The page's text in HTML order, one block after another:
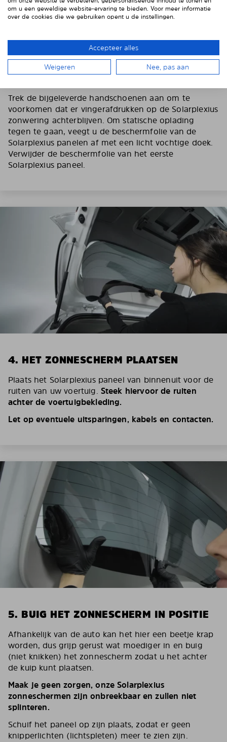
3. VERWIJDER DE BESCHERMFOLIE
Trek de bijgeleverde handschoenen aan om te
voorkomen dat er vingerafdrukken op de Solarplexius
zonwering achterblijven. Om statische oplading
tegen te gaan, veegt u de beschermfolie van de
Solarplexius panelen af met een licht vochtige doek.
Verwijder de beschermfolie van het eerste
Solarplexius paneel.
4. HET ZONNESCHERM PLAATSEN
Plaats het Solarplexius paneel van binnenuit voor de
ruiten van uw voertuig. Steek hiervoor de ruiten
achter de voertuigbekleding.
Let op eventuele uitsparingen, kabels en contacten.
5. BUIG HET ZONNESCHERM IN POSITIE
Afhankelijk van de auto kan het hier een beetje krap
worden, dus grijp gerust wat moediger in en buig
(niet knikken) het zonnescherm zodat u het achter
de kuip kunt plaatsen.
Maak je geen zorgen, onze Solarplexius
zonneschermen zijn onbreekbaar en zullen niet
splinteren.
Schuif het paneel op zijn plaats, zodat er geen
knipperlichten (lichtspleten) meer te zien zijn.
om u een geweldige website-ervaring te bieden. Voor meer informatie
over de cookies die we gebruiken opent u de instellingen.
Accepteer alles
Weigeren Nee, pas aan